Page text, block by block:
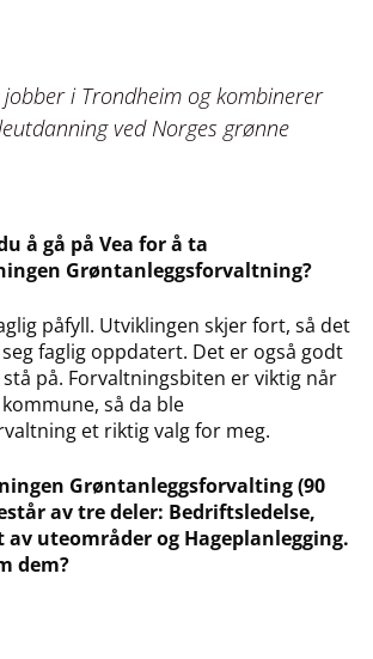
i Trondheim og kombinerer
ved Norges grønne
å gå på Vea for å ta
Grøntanleggsforvaltning?
påfyll. Utviklingen skjer fort, så det
faglig oppdatert. Det er også godt
på. Forvaltningsbiten er viktig når
så da ble
et riktig valg for meg.
Grøntanleggsforvalting (90
av tre deler: Bedriftsledelse,
uteområder og Hageplanlegging.
dem?